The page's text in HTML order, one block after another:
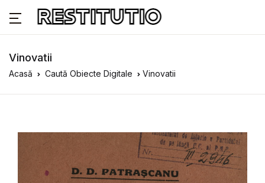
Vinovatii
Acasă Caută Obiecte Digitale Vinovatii